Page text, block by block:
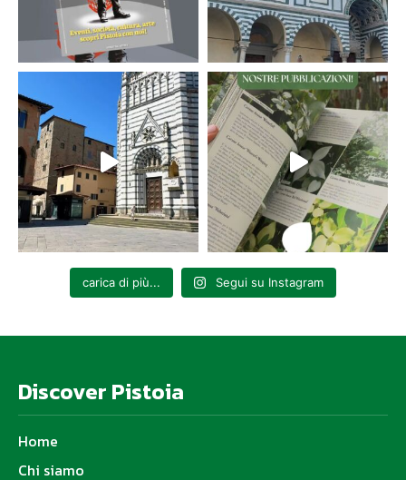
carica di più... Segui su Instagram
Discover Pistoia
Home
Chi siamo